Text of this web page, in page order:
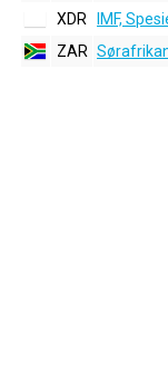
XDR
IMF,
ZAR